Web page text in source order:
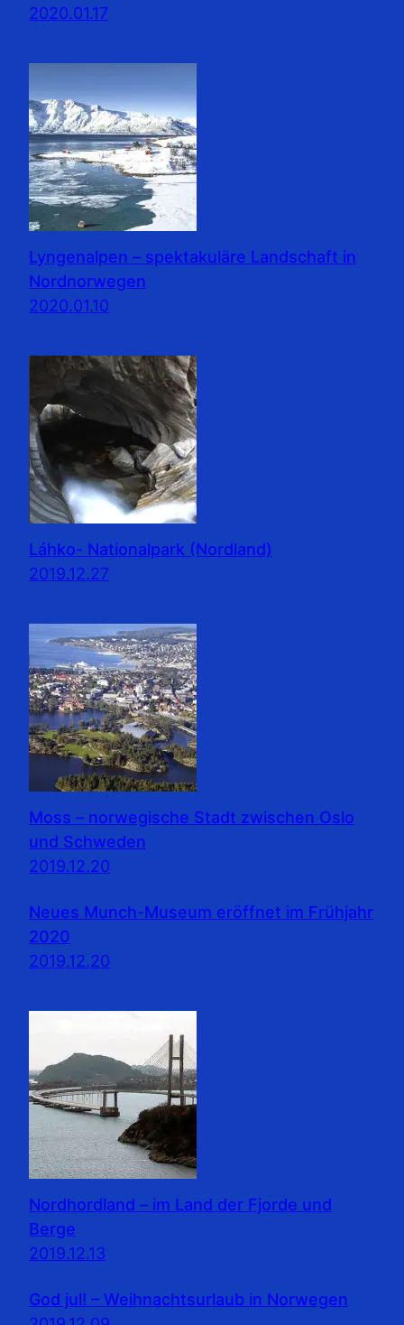
2020.01.17
Lyngenalpen – spektakuläre Landschaft in
Nordnorwegen
2020.01.10
Láhko- Nationalpark (Nordland)
2019.12.27
Moss – norwegische Stadt zwischen Oslo
und Schweden
2019.12.20
Neues Munch-Museum eröffnet im Frühjahr
2020
2019.12.20
Nordhordland – im Land der Fjorde und
Berge
2019.12.13
God jul! – Weihnachtsurlaub in Norwegen